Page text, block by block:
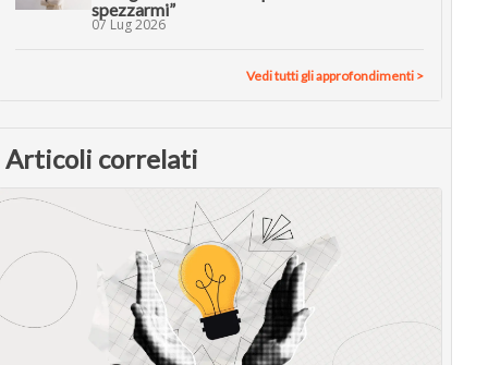
spezzarmi”
07 Lug 2026
Vedi tutti gli approfondimenti >
Articoli correlati